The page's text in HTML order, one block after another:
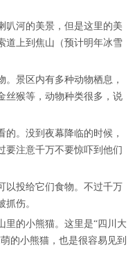
叭河的美景，但是这里的美
道上到焦山（预计明年冰雪
景区内有多种动物栖息，
丝猴等，动物种类很多，说
。没到夜幕降临的时候，
要注意千万不要惊吓到他们
以投给它们食物。不过千万
伤。
里的小熊猫。这里是“四川大
的小熊猫，也是很容易见到